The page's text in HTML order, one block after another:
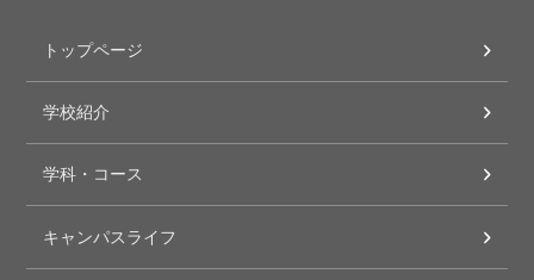
トップページ
学校紹介
学科・コース
キャンパスライフ